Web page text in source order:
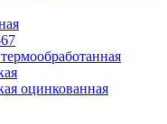
оцинкованная